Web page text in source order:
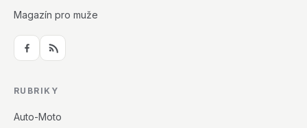
Magazín pro muže
RUBRIKY
Auto-Moto